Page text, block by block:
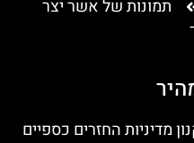
תמונות של אשר יצר
מדיניות החזרים כספיים